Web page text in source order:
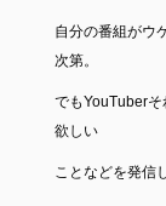
自分の番組がウ
次第。
でもYouTuber
欲しい
ことなどを発信